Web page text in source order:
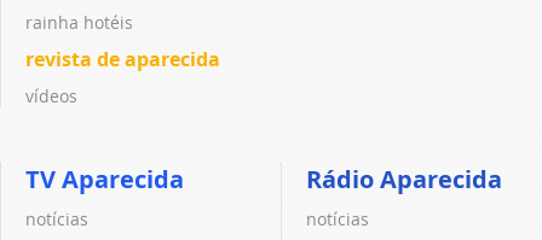
rainha hotéis
revista de aparecida
vídeos
TV Aparecida
notícias
Rádio Aparecida
notícias